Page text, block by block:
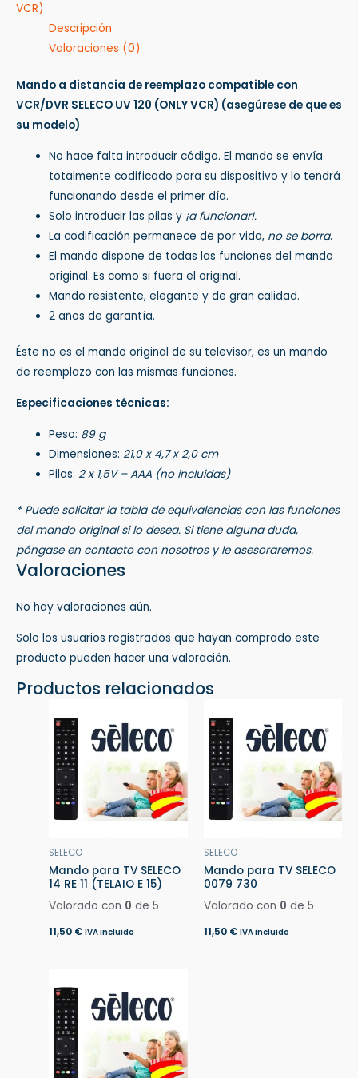
VCR)
Descripción
Valoraciones (0)
Mando a distancia de reemplazo compatible con
VCR/DVR SELECO UV 120 (ONLY VCR) (asegúrese de que es
su modelo)
No hace falta introducir código. El mando se envía
totalmente codificado para su dispositivo y lo tendrá
funcionando desde el primer día.
Solo introducir las pilas y ¡a funcionar!.
La codificación permanece de por vida, no se borra.
El mando dispone de todas las funciones del mando
original. Es como si fuera el original.
Mando resistente, elegante y de gran calidad.
2 años de garantía.
Éste no es el mando original de su televisor, es un mando
de reemplazo con las mismas funciones.
Especificaciones técnicas:
Peso: 89 g
Dimensiones:21,0 x 4,7 x 2,0 cm
Pilas:2 x 1,5V – AAA (no incluidas)
* Puede solicitar la tabla de equivalencias con las funciones
del mando original si lo desea. Si tiene alguna duda,
póngase en contacto con nosotros y le asesoraremos.
Valoraciones
No hay valoraciones aún.
Solo los usuarios registrados que hayan comprado este
producto pueden hacer una valoración.
Productos relacionados
SELECO
Mando para TV SELECO
14 RE 11 (TELAIO E 15)
Valorado con 0 de 5
11,50 € IVA incluido
SELECO
Mando para TV SELECO
0079 730
Valorado con 0 de 5
11,50 € IVA incluido